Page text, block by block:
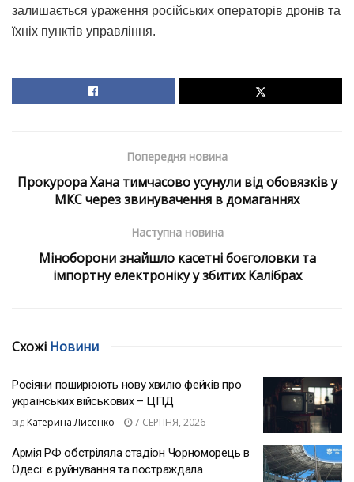
залишається ураження російських операторів дронів та
їхніх пунктів управління.
Попередня новина
Прокурора Хана тимчасово усунули від обовязків у
МКС через звинувачення в домаганнях
Наступна новина
Міноборони знайшло касетні боєголовки та
імпортну електроніку у збитих Калібрах
Схожі Новини
Росіяни поширюють нову хвилю фейків про
українських військових – ЦПД
від Катерина Лисенко 7 СЕРПНЯ, 2026
Армія РФ обстріляла стадіон Чорноморець в
Одесі: є руйнування та постраждала